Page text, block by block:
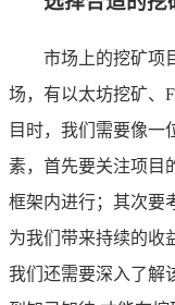
市场上的挖矿项
场，有以太坊挖矿、
目时，我们需要像一
素，首先要关注项目
框架内进行；其次要
为我们带来持续的收
我们还需要深入了解